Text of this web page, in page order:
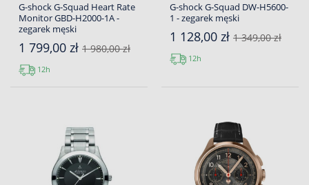
G-shock G-Squad Heart Rate
Monitor GBD-H2000-1A -
zegarek męski
1 799,00 zł 1 980,00 zł
12h
G-shock G-Squad DW-H5600-
1 - zegarek męski
1 128,00 zł 1 349,00 zł
12h